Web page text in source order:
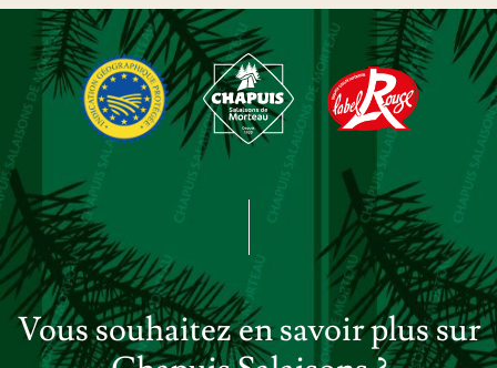
Vous souhaitez en savoir plus sur